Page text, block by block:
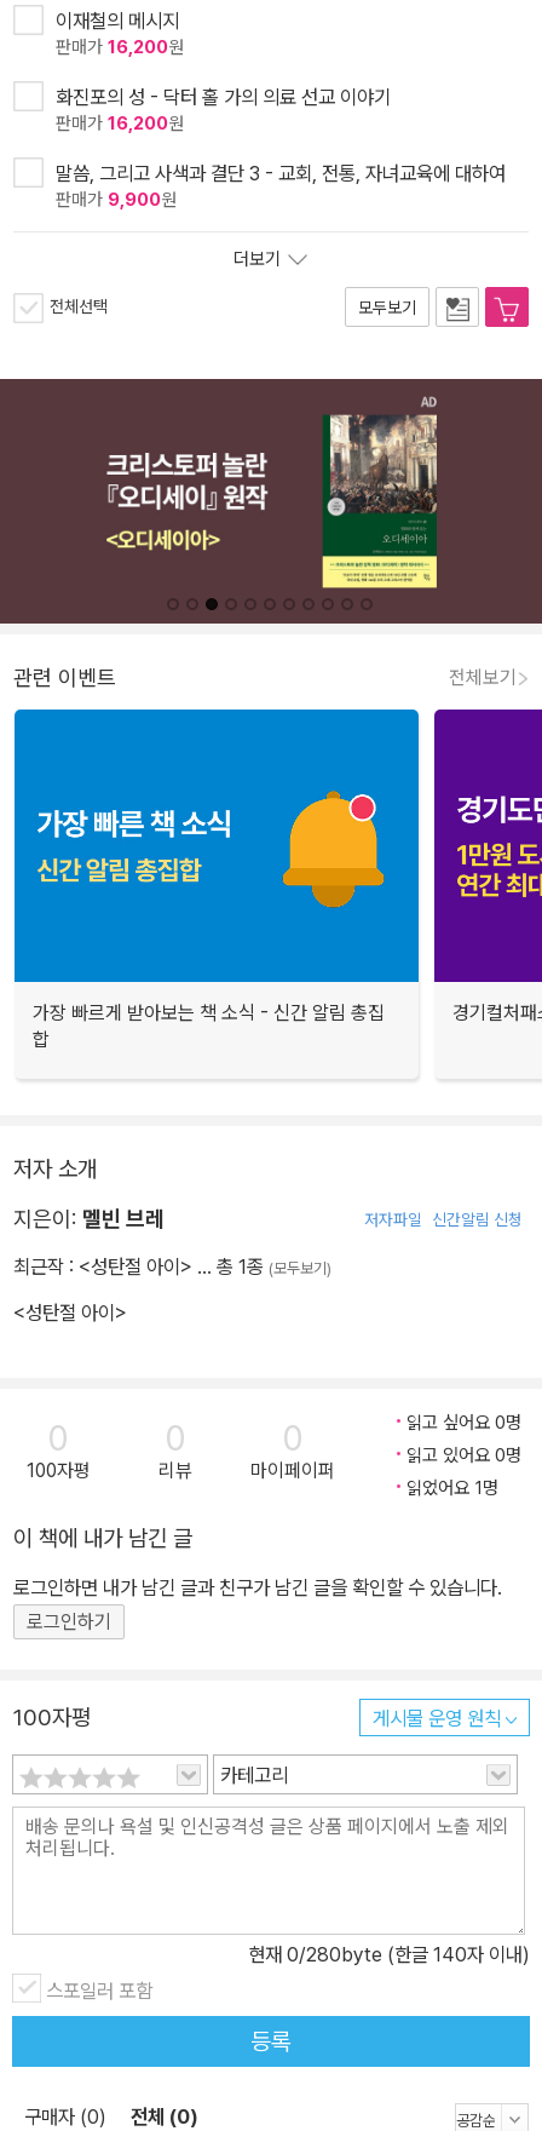
이재철의 메시지
판매가 16,200원
화진포의 성 - 닥터 홀 가의 의료 선교 이야기
판매가 16,200원
말씀, 그리고 사색과 결단 3 - 교회, 전통, 자녀교육에 대하여
판매가 9,900원
더보기
전체선택 모두보기
관련 이벤트 전체보기
가장 빠르게 받아보는 책 소식 - 신간 알림 총집
합
경기컬처
저자 소개
지은이: 멜빈 브레 저자파일 신간알림 신청
최근작 : <성탄절 아이> … 총 1종 (모두보기)
<성탄절 아이>
0
100자평
0
리뷰
0
마이페이퍼
읽고 싶어요 0명
읽고 있어요 0명
읽었어요 1명
이 책에 내가 남긴 글
로그인하면 내가 남긴 글과 친구가 남긴 글을 확인할 수 있습니다.
로그인하기
100자평 게시물 운영 원칙
카테고리
현재 0/280byte (한글 140자 이내)
스포일러 포함
등록
구매자 (0) 전체 (0)